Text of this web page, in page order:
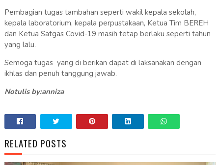
Pembagian tugas tambahan seperti wakil kepala sekolah,
kepala laboratorium, kepala perpustakaan, Ketua Tim BEREH
dan Ketua Satgas Covid-19 masih tetap berlaku seperti tahun
yang lalu.
Semoga tugas yang di berikan dapat di laksanakan dengan
ikhlas dan penuh tanggung jawab.
Notulis by:anniza
RELATED POSTS